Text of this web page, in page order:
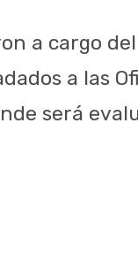
a cargo
a las
será